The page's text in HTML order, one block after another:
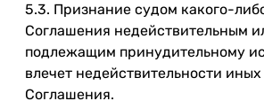
5.3. Признание судом какого-
Соглашения недействительным
подлежащим принудительному
влечет недействительности
Соглашения.